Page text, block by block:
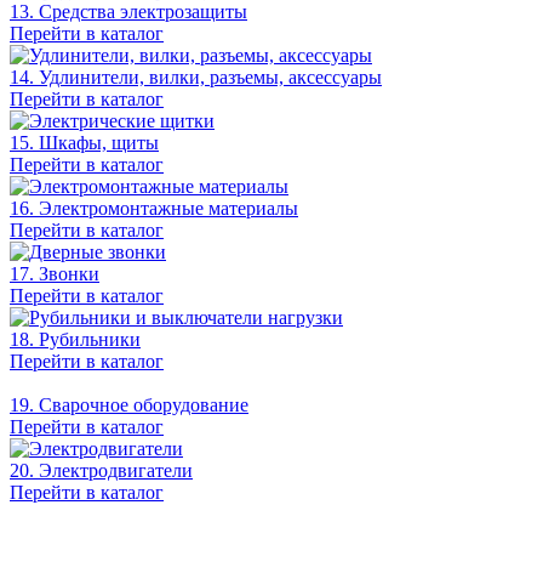
13. Средства электрозащиты
Перейти в каталог
14. Удлинители, вилки, разъемы, аксессуары
Перейти в каталог
15. Шкафы, щиты
Перейти в каталог
16. Электромонтажные материалы
Перейти в каталог
17. Звонки
Перейти в каталог
18. Рубильники
Перейти в каталог
19. Сварочное оборудование
Перейти в каталог
20. Электродвигатели
Перейти в каталог